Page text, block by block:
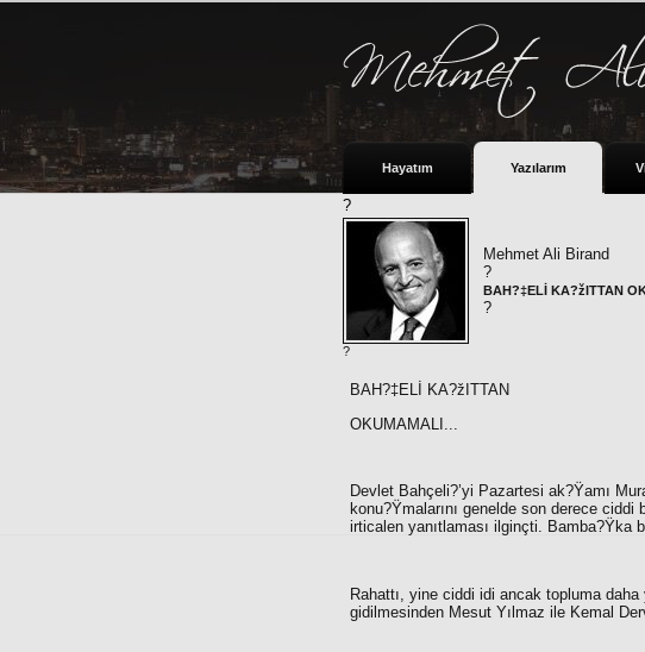
Hayatım Yazılarım
?
Mehmet Ali Birand
?
BAH?‡ELİ KA?žITTAN
?
?
BAH?‡ELİ KA?žITTAN
OKUMAMALI...
Devlet Bahçeli?’yi Pazartesi ak?Ÿamı
konu?Ÿmalarını genelde son derece ciddi
irticalen yanıtlaması ilginçti. Bamba?Ÿka
Rahattı, yine ciddi idi ancak topluma
gidilmesinden Mesut Yılmaz ile Kemal